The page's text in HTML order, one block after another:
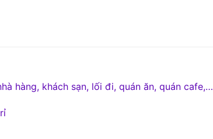
hàng, khách sạn, lối đi, quán ăn, quán cafe,…